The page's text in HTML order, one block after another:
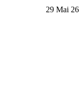
29 Mai 26